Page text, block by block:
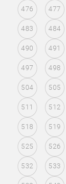
476 477
483 484
490 491
497 498
504 505
511 512
518 519
525 526
532 533